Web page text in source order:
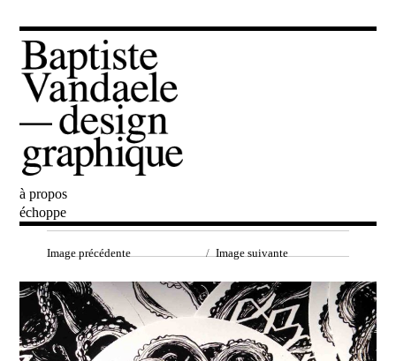
Baptiste Vandaele
à propos
échoppe
Image précédente Image suivante